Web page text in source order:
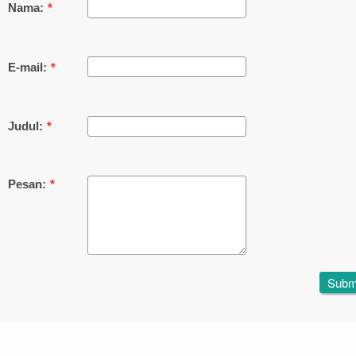
Nama: *
E-mail: *
Judul: *
Pesan: *